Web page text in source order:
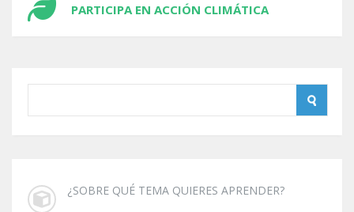
PARTICIPA EN ACCIÓN CLIMÁTICA
¿SOBRE QUÉ TEMA QUIERES APRENDER?